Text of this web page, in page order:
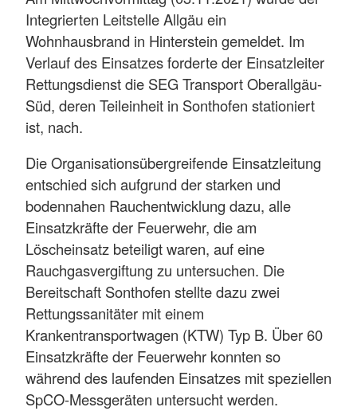
Integrierten Leitstelle Allgäu ein
Wohnhausbrand in Hinterstein gemeldet. Im
Verlauf des Einsatzes forderte der Einsatzleiter
Rettungsdienst die SEG Transport Oberallgäu-
Süd, deren Teileinheit in Sonthofen stationiert
ist, nach.
Die Organisationsübergreifende Einsatzleitung
entschied sich aufgrund der starken und
bodennahen Rauchentwicklung dazu, alle
Einsatzkräfte der Feuerwehr, die am
Löscheinsatz beteiligt waren, auf eine
Rauchgasvergiftung zu untersuchen. Die
Bereitschaft Sonthofen stellte dazu zwei
Rettungssanitäter mit einem
Krankentransportwagen (KTW) Typ B. Über 60
Einsatzkräfte der Feuerwehr konnten so
während des laufenden Einsatzes mit speziellen
SpCO-Messgeräten untersucht werden.